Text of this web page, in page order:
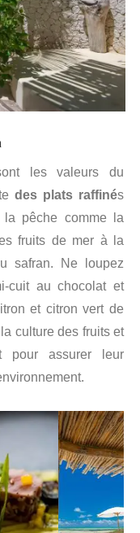
les valeurs du
des plats raffinés
pêche comme la
fruits de mer à la
safran. Ne loupez
cuit au chocolat et
et citron vert de
culture des fruits et
pour assurer leur